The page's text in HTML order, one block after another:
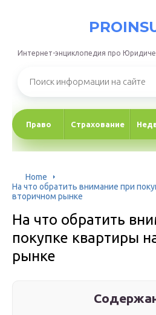
Интернет-энциклопедия про
Право Страхование
Home
На что обратить внимание при
вторичном рынке
На что обратить
покупке квартиры
рынке